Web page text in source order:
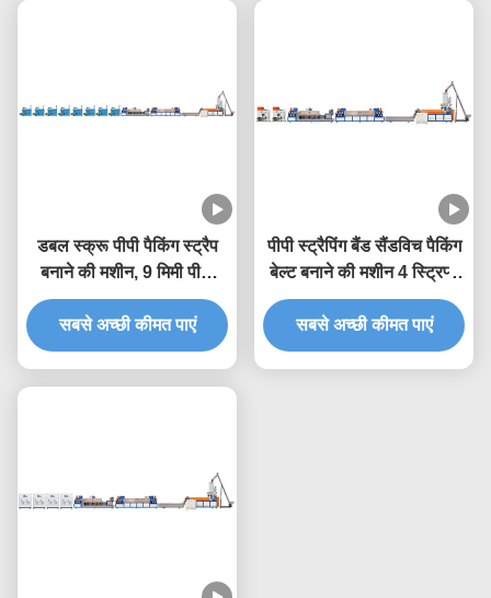
डबल स्क्रू पीपी पैकिंग स्ट्रैप
बनाने की मशीन, 9 मिमी पीपी
स्ट्रैप एक्सट्रूज़न मशीन
सबसे अच्छी कीमत पाएं
पीपी स्ट्रैपिंग बैंड सैंडविच पैकिंग
बेल्ट बनाने की मशीन 4 स्ट्रिप्स
ट्विन स्क्रू एक्सट्रूडर
सबसे अच्छी कीमत पाएं